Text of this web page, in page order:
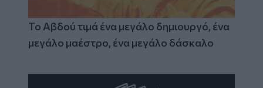
Το Αβδού τιμά ένα μεγάλο δημιουργό, ένα
μεγάλο μαέστρο, ένα μεγάλο δάσκαλο